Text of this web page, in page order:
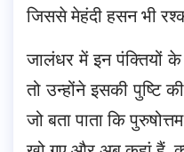
जिससे मेहंदी हसन भी
जालंधर में इन पंक्तियों
तो उन्होंने इसकी पुष्टि
जो बता पाता कि